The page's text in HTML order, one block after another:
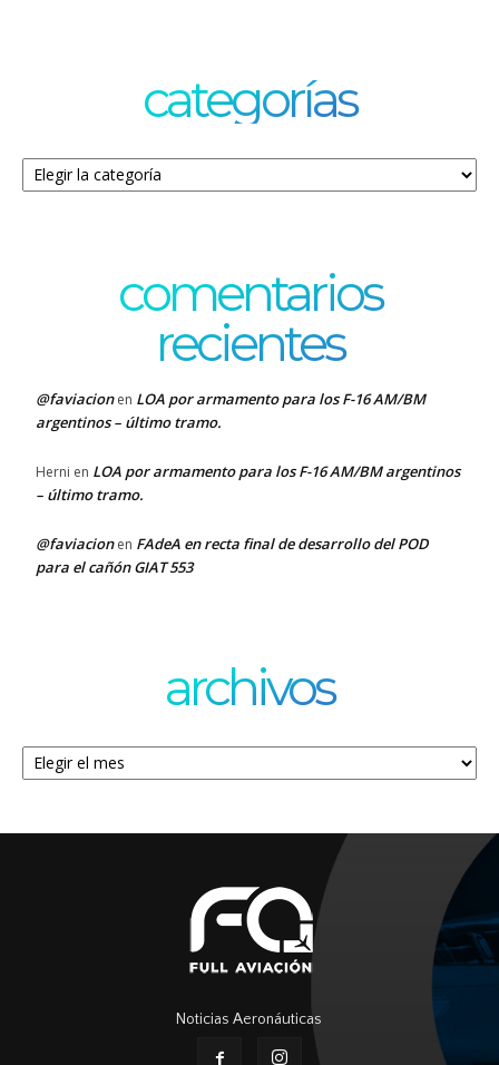
categorías
Categorías
comentarios
recientes
@faviacionen LOA por armamento para los F-16 AM/BM
argentinos – último tramo.
Herni en LOA por armamento para los F-16 AM/BM argentinos
– último tramo.
@faviacionen FAdeA en recta final de desarrollo del POD
para el cañón GIAT 553
archivos
Archivos
Noticias Aeronáuticas